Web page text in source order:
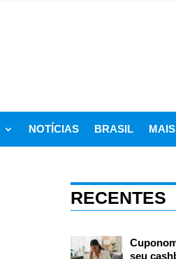
NOTÍCIAS BRASIL MAIS
RECENTES
seu